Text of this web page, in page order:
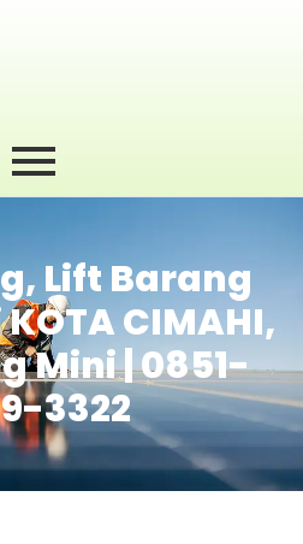
Lift Barang
CIMAHI,
Mini | 0851-
3322